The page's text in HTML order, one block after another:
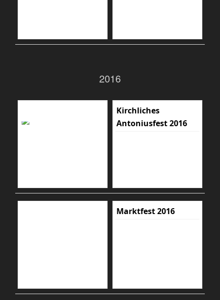
2016
Kirchliches
Antoniusfest 2016
Marktfest 2016